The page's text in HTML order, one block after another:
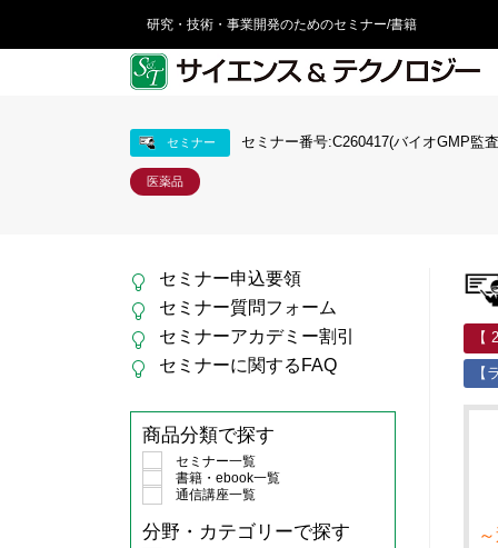
研究・技術・事業開発のためのセミナー/書籍
セミナー セミナー番号:C260417(バイオGMP監
医薬品
【
【
セミナー申込要領
セミナー質問フォーム
セミナーアカデミー割引
セミナーに関するFAQ
商品分類で探す
セミナー一覧
書籍・ebook一覧
通信講座一覧
分野・カテゴリーで探す